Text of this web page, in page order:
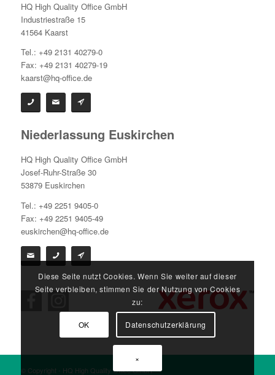
HQ High Quality Office GmbH
Industriestraße 15
41564 Kaarst
Tel.: +49 2131 40279-0
Fax: +49 2131 40279-19
kaarst@hq-office.de
Niederlassung Euskirchen
HQ High Quality Office GmbH
Josef-Ruhr-Straße 30
53879 Euskirchen
Tel.: +49 2251 9405-0
Fax: +49 2251 9405-49
euskirchen@hq-office.de
© Copyright - HQ High Quality Office GmbH
Diese Seite nutzt Cookies. Wenn Sie weiter auf dieser
Seite verbleiben, stimmen Sie der Nutzung von Cookies
zu:
OK Datenschutzerklärung
×